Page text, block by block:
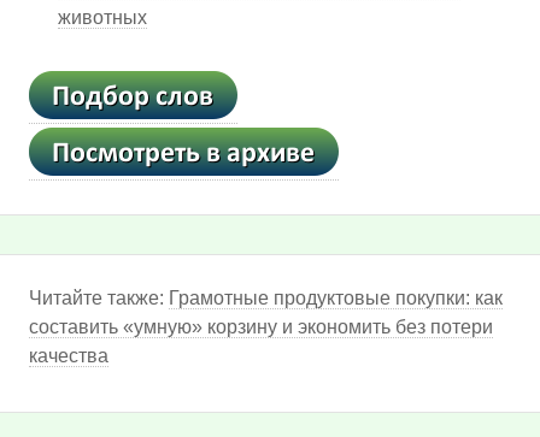
животных
Читайте также: Грамотные продуктовые покупки: как
составить «умную» корзину и экономить без потери
качества